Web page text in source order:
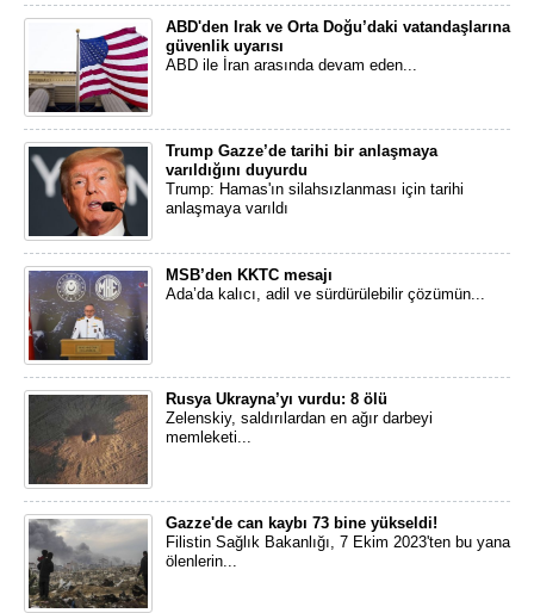
ABD'den Irak ve Orta Doğu’daki vatandaşlarına
güvenlik uyarısı
ABD ile İran arasında devam eden...
Trump Gazze’de tarihi bir anlaşmaya
varıldığını duyurdu
Trump: Hamas'ın silahsızlanması için tarihi
anlaşmaya varıldı
MSB’den KKTC mesajı
Ada’da kalıcı, adil ve sürdürülebilir çözümün...
Rusya Ukrayna’yı vurdu: 8 ölü
Zelenskiy, saldırılardan en ağır darbeyi
memleketi...
Gazze'de can kaybı 73 bine yükseldi!
Filistin Sağlık Bakanlığı, 7 Ekim 2023'ten bu yana
ölenlerin...